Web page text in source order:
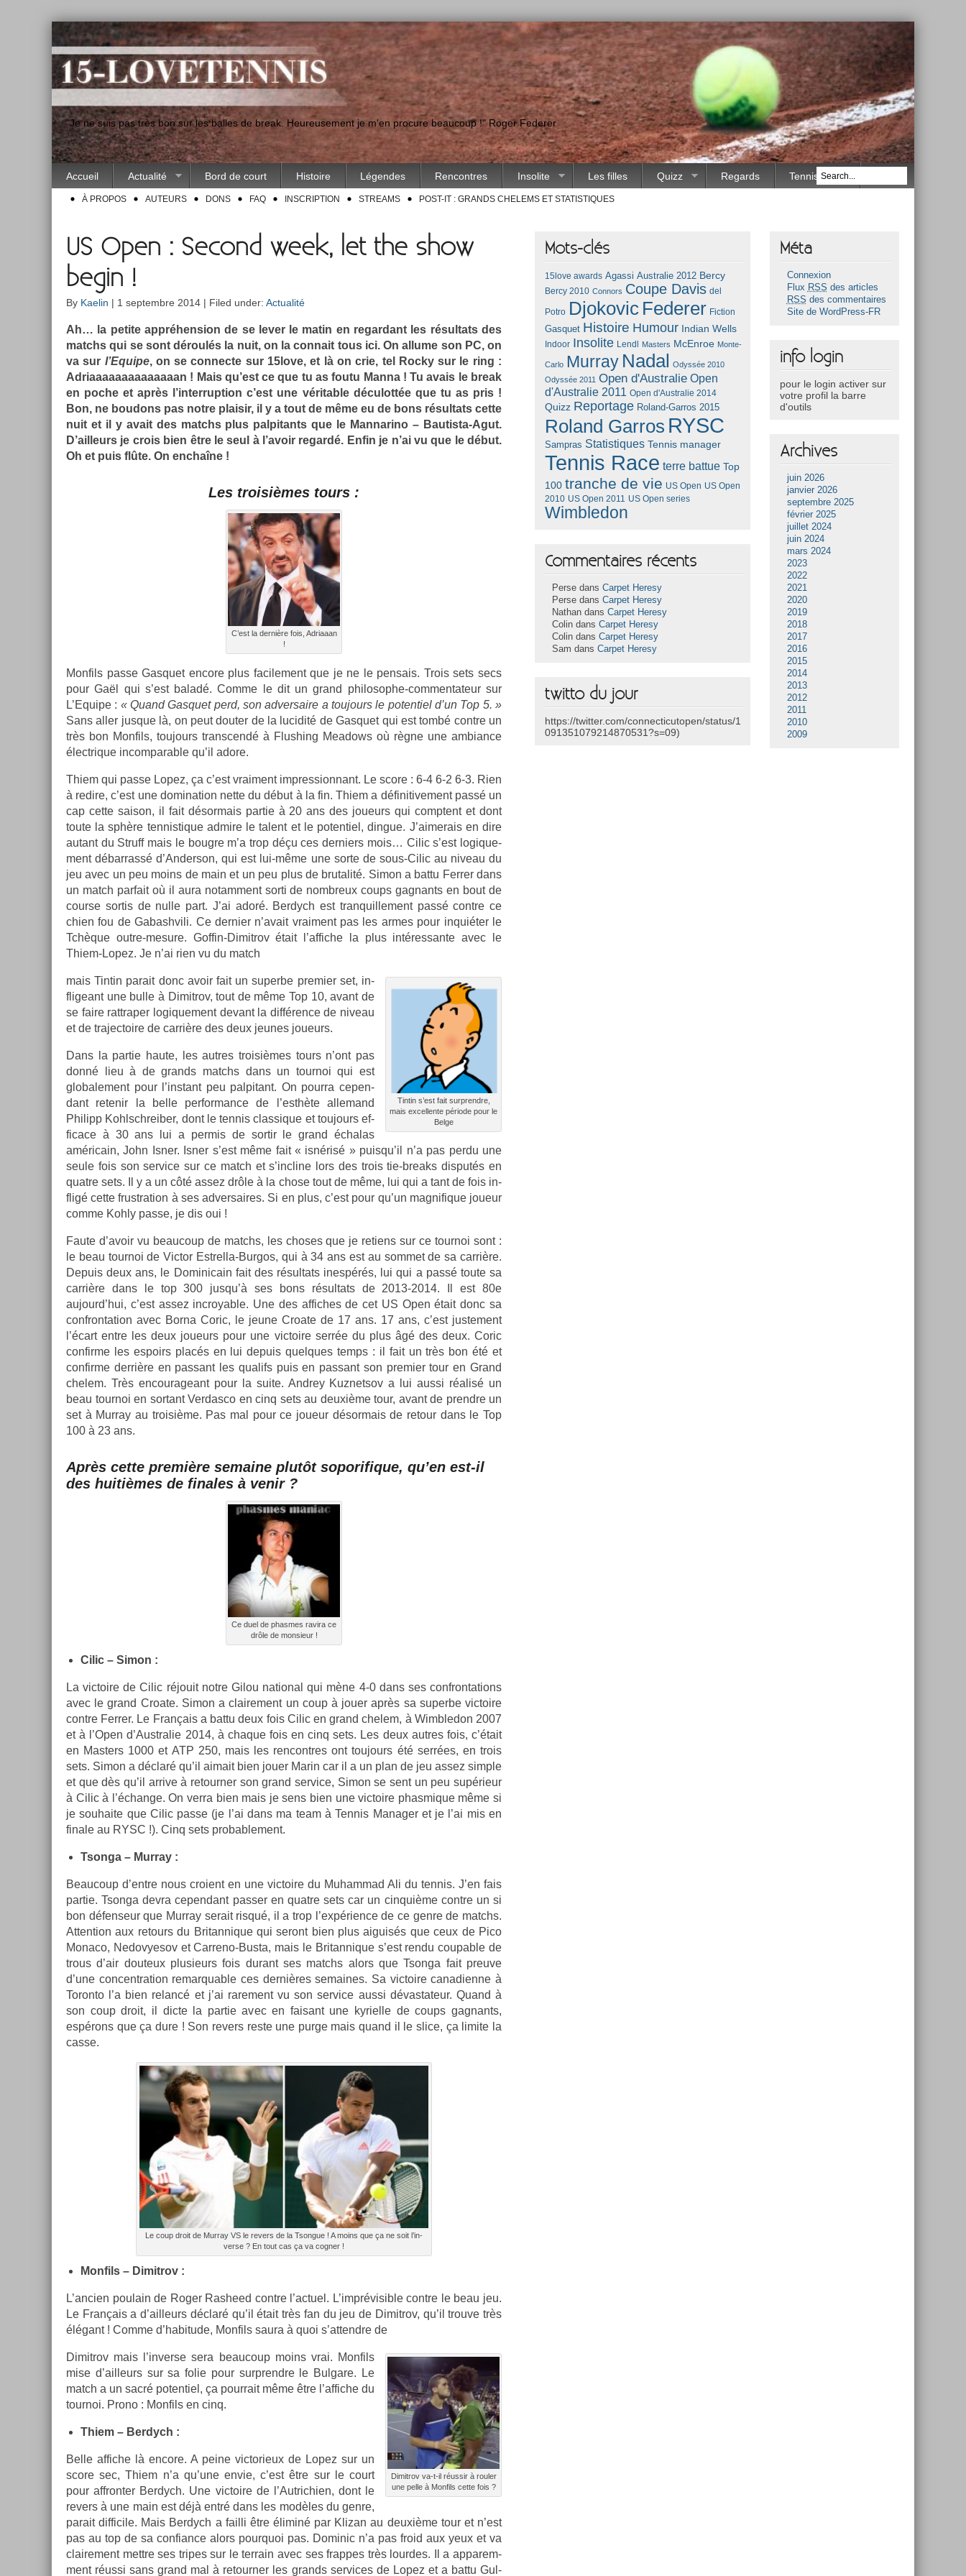
"Je ne suis pas très bon sur les balles de break. Heureusement je m'en procure beaucoup !" Roger Federer
Accueil Actualité Bord de court Histoire Légendes Rencontres Insolite Les filles Quizz Regards Tennis Race
À PROPOS AUTEURS DONS FAQ INSCRIPTION STREAMS POST-IT : GRANDS CHELEMS ET STATISTIQUES
US Open : Second week, let the show
begin !
By Kaelin | 1 septembre 2014 | Filed under: Actualité
Ah… la petite appréhens­ion de se lever le matin en re­gar­dant les résul­tats des
matchs qui se sont déroulés la nuit, on lacon­nait tous ici. On al­lume son PC, on
va sur l’Equipe, on se con­nec­te sur 15love, et là on crie, tel Rocky sur le ring :
Ad­riaaaaaaaaaaaaaan ! Mais qu’est ce que tu as foutu Manna ! Tu avais le break
en poche et après l’in­terrup­tion c’est une vérit­able déculottée que tu as pris !
Bon, ne boudons pas notre plaisir, il y a tout de même eu de bons résul­tats cette
nuit et il y avait des matchs plus pal­pitants que le Man­narino – Bautista-Agut.
D’ail­leurs je crois bien être le seul à l’avoir re­gardé. Enfin je n’ai vu que le début.
Oh et puis flûte. On enchaîne !
Les troisiè­mes tours :
C’est la dernière fois, Ad­riaaan
!
Mon­fils passe Gas­quet en­core plus facile­ment que je ne le pen­sais. Trois sets secs
pour Gaël qui s’est baladé. Comme le dit un grand philosophe-commentateur sur
L’Equipe : « Quand Gas­quet perd, son ad­versaire a toujours le poten­tiel d’un Top 5. »
Sans aller jus­que là, on peut dout­er de la lucidité de Gas­quet qui est tombé con­tre un
très bon Mon­fils, toujours trans­cendé à Flush­ing Meadows où règne une am­bian­ce
électrique in­com­par­able qu’il adore.
Thiem qui passe Lopez, ça c’est vrai­ment im­pres­sion­nant. Le score : 6-4 6-2 6-3. Rien
à re­dire, c’est une domina­tion nette du début à la fin. Thiem a définitive­ment passé un
cap cette saison, il fait désor­mais par­tie à 20 ans des joueurs qui com­ptent et dont
toute la sphère ten­nistique ad­mire le talent et le poten­tiel, di­ngue. J’aimerais en dire
autant du Struff mais le boug­re m’a trop déçu ces de­rni­ers mois… Cilic s’est logique­
ment débar­rassé d’An­derson, qui est lui-même une sorte de sous-Cilic au niveau du
jeu avec un peu moins de main et un peu plus de brutalité. Simon a battu Ferr­er dans
un match par­fait où il aura notam­ment sorti de nombreux coups gag­nants en bout de
co­ur­se sor­tis de nulle part. J’ai adoré. Be­rdych est tran­quil­le­ment passé con­tre ce
chien fou de Gabashvili. Ce de­rni­er n’avait vrai­ment pas les armes pour inquiéter le
Tchèque outre-mesure. Goffin-Dimitrov était l’af­fiche la plus in­téres­sante avec le
Thiem-Lopez. Je n’ai rien vu du match
Tin­tin s’est fait sur­prendre,
mais ex­cel­lente période pour le
Belge
mais Tin­tin para­it donc avoir fait un super­be pre­mi­er set, in­
fligeant une bulle à Di­mit­rov, tout de même Top 10, avant de
se faire rattrap­er logique­ment de­vant la différence de niveau
et de trajec­toire de carrière des deux jeunes joueurs.
Dans la par­tie haute, les aut­res troisiè­mes tours n’ont pas
donné lieu à de grands matchs dans un tour­noi qui est
globale­ment pour l’instant peu pal­pitant. On pour­ra cepen­
dant re­tenir la belle per­for­mance de l’esthète al­lemand
Philipp Kohlschreib­er, dont le ten­nis clas­sique et toujours ef­
ficace à 30 ans lui a per­mis de sor­tir le grand échalas
américain, John Isner. Isner s’est même fait « isnérisé » puis­qu’il n’a pas perdu une
seule fois son ser­vice sur ce match et s’incline lors des trois tie-breaks dis­putés en
quat­re sets. Il y a un côté assez drôle à la chose tout de même, lui qui a tant de fois in­
fligé cette frustra­tion à ses ad­versaires. Si en plus, c’est pour qu’un mag­nifique joueur
comme Kohly passe, je dis oui !
Faute d’avoir vu be­aucoup de matchs, les choses que je re­tiens sur ce tour­noi sont :
le beau tour­noi de Vic­tor Estrella-Burgos, qui à 34 ans est au som­met de sa carrière.
De­puis deux ans, le Dominicain fait des résul­tats inespérés, lui qui a passé toute sa
carrière dans le top 300 jusqu’à ses bons résul­tats de 2013-2014. Il est 80e
aujourd’hui, c’est assez in­croy­able. Une des af­fiches de cet US Open était donc sa
con­fron­ta­tion avec Borna Coric, le jeune Croate de 17 ans. 17 ans, c’est just­e­ment
l’écart entre les deux joueurs pour une vic­toire serrée du plus âgé des deux. Coric
con­fir­me les es­poirs placés en lui de­puis quel­ques temps : il fait un très bon été et
con­fir­me derrière en pas­sant les qualifs puis en pas­sant son pre­mi­er tour en Grand
chelem. Très en­courageant pour la suite. An­drey Kuz­netsov a lui aussi réalisé un
beau tour­noi en sor­tant Ver­dasco en cinq sets au deuxième tour, avant de pre­ndre un
set à Mur­ray au troisiè­me. Pas mal pour ce joueur désor­mais de re­tour dans le Top
100 à 23 ans.
Après cette première semaine plutôt soporifique, qu’en est-il
des huitièmes de fin­ales à venir ?
Ce duel de phas­mes ravira ce
drôle de mon­sieur !
Cilic – Simon :
La vic­toire de Cilic réjouit notre Gilou nation­al qui mène 4-0 dans ses con­fron­ta­tions
avec le grand Croate. Simon a claire­ment un coup à jouer après sa super­be vic­toire
con­tre Ferr­er. Le Français a battu deux fois Cilic en grand chelem, à Wimbledon 2007
et à l’Open d’Australie 2014, à chaque fois en cinq sets. Les deux aut­res fois, c’était
en Mast­ers 1000 et ATP 250, mais les re­ncontres ont toujours été serrées, en trois
sets. Simon a déclaré qu’il aimait bien jouer Marin car il a un plan de jeu assez sim­ple
et que dès qu’il ar­rive à re­tourn­er son grand ser­vice, Simon se sent un peu supérieur
à Cilic à l’échan­ge. On verra bien mais je sens bien une vic­toire phas­mique même si
je souhaite que Cilic passe (je l’ai dans ma team à Ten­nis Man­ag­er et je l’ai mis en
fin­ale au RYSC !). Cinq sets pro­bab­le­ment.
Tson­ga – Mur­ray :
Be­aucoup d’entre nous croient en une vic­toire du Muham­mad Ali du ten­nis. J’en fais
par­tie. Tson­ga devra cepen­dant pass­er en quat­re sets car un cin­quiè­me con­tre un si
bon défen­seur que Mur­ray serait risqué, il a trop l’expéri­ence de ce genre de matchs.
At­ten­tion aux re­tours du Britan­nique qui seront bien plus aiguisés que ceux de Pico
Monaco, Nedovyesov et Carreno-Busta, mais le Britan­nique s’est rendu co­up­able de
trous d’air douteux plusieurs fois durant ses matchs alors que Tson­ga fait pre­uve
d’une con­centra­tion re­mar­qu­able ces dernières semaines. Sa vic­toire canadien­ne à
Toron­to l’a bien re­lancé et j’ai rare­ment vu son ser­vice aussi dévas­tateur. Quand à
son coup droit, il dicte la par­tie avec en faisant une kyriel­le de coups gag­nants,
espérons que ça dure ! Son re­v­ers reste une purge mais quand il le slice, ça li­mite la
casse.
Le coup droit de Mur­ray VS le re­v­ers de la Tson­gue ! A moins que ça ne soit l’in­
verse ? En tout cas ça va cog­n­er !
Mon­fils – Di­mit­rov :
L’an­ci­en poulain de Roger Ras­heed con­tre l’ac­tuel. L’imprévisib­le con­tre le beau jeu.
Le Français a d’ail­leurs déclaré qu’il était très fan du jeu de Di­mit­rov, qu’il trouve très
élégant ! Comme d’habitude, Mon­fils saura à quoi s’at­tendre de
Di­mit­rov va-t-il réussir à roul­er
une pelle à Mon­fils cette fois ?
Di­mit­rov mais l’in­verse sera be­aucoup moins vrai. Mon­fils
mise d’ail­leurs sur sa folie pour sur­prendre le Bul­gare. Le
match a un sacré poten­tiel, ça pour­rait même être l’af­fiche du
tour­noi. Prono : Mon­fils en cinq.
Thiem – Be­rdych :
Belle af­fiche là en­core. A peine vic­torieux de Lopez sur un
score sec, Thiem n’a qu’une envie, c’est être sur le court
pour affront­er Be­rdych. Une vic­toire de l’Aut­richi­en, dont le
re­v­ers à une main est déjà entré dans les modèles du genre,
para­it dif­ficile. Mais Be­rdych a fail­li être éliminé par Klizan au deuxième tour et n’est
pas au top de sa con­fian­ce alors pour­quoi pas. Dominic n’a pas froid aux yeux et va
claire­ment mettre ses tri­pes sur le ter­rain avec ses frap­pes très lour­des. Il a ap­parem­
ment réussi sans grand mal à re­tourn­er les grands ser­vices de Lopez et a battu Gul­
Mots-clés
15love awards Agassi Australie 2012 Bercy
Bercy 2010 Connors Coupe Davis del
Potro Djokovic Federer Fiction
Gasquet Histoire Humour Indian Wells
Indoor Insolite Lendl Masters McEnroe Monte-
Carlo Murray Nadal
Odyssée 2010
Odyssée 2011 Open d'Australie Open
d'Australie 2011 Open d'Australie 2014
Quizz Reportage Roland-Garros 2015
Roland Garros RYSC
Sampras Statistiques Tennis manager
Tennis Race terre battue Top
100 tranche de vie US Open US Open
2010 US Open 2011 US Open series
Wimbledon
Commentaires récents
Perse dansCarpet Heresy
Perse dansCarpet Heresy
Nathan dansCarpet Heresy
Colin dansCarpet Heresy
Colin dansCarpet Heresy
Sam dansCarpet Heresy
twitto du jour
https://twitter.com/connecticutopen/status/1
091351079214870531?s=09)
Méta
Connexion
Flux RSS des articles
RSS des commentaires
Site de WordPress-FR
info login
pour le login activer sur
votre profil la barre
d'outils
Archives
juin 2026
janvier 2026
septembre 2025
février 2025
juillet 2024
juin 2024
mars 2024
2023
2022
2021
2020
2019
2018
2017
2016
2015
2014
2013
2012
2011
2010
2009